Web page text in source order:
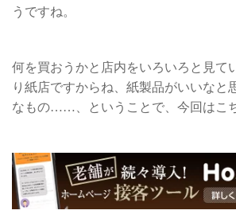
うですね。
何を買おうかと店内をいろいろと見て
り紙店ですからね、紙製品がいいなと
なもの……、ということで、今回はこ